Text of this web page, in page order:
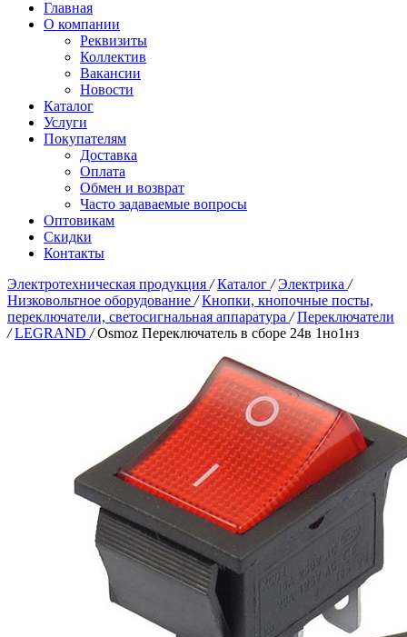
Главная
О компании
Реквизиты
Коллектив
Вакансии
Новости
Каталог
Услуги
Покупателям
Доставка
Оплата
Обмен и возврат
Часто задаваемые вопросы
Оптовикам
Скидки
Контакты
Электротехническая продукция / Каталог / Электрика /
Низковольтное оборудование / Кнопки, кнопочные посты,
переключатели, светосигнальная аппаратура / Переключатели
/ LEGRAND / Osmoz Переключатель в сборе 24в 1но1нз